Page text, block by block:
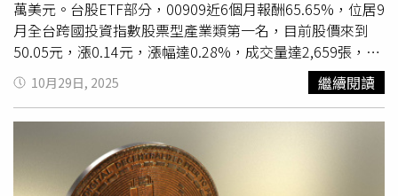
萬美元。台股ETF部分，00909近6個月報酬65.65%，位居9
月全台跨國投資指數股票型產業類第一名，目前股價來到
50.05元，漲0.14元，漲幅達0.28%，成交量達2,659張，昨
天則為6,536張。幣圈本周大消息，包括川普政府特赦幣安
（Binance）創始人趙長鵬，川普甚至公開表示支持態度，
比特幣股價再受激勵，一度突破11.5萬美元，大量持有比特
幣的微策略則再度出手買進、IBM宣布推出數位資產平台，
以協助金融機構或企業建立區塊鏈服務，
訊號頻出。觀察國泰全球數位支付服務ETF（00909）的產
10月29日, 2025 繼續閱讀